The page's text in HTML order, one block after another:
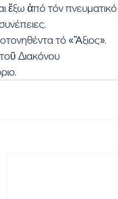
ἔξω ἀπό τόν πνευματικό
τό «Ἄξιος».
Διακόνου